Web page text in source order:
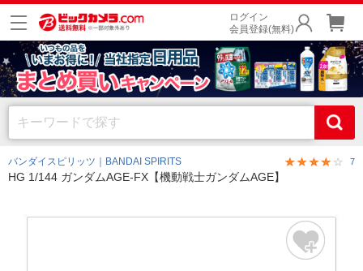
ログイン
会員登録(無料)
バンダイスピリッツ｜BANDAI SPIRITS 7
HG 1/144 ガンダムAGE-FX【機動戦士ガンダムAGE】